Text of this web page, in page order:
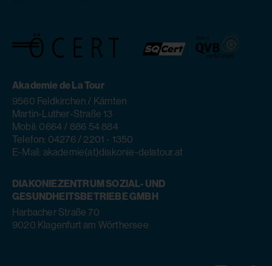
Akademie de La Tour
9560 Feldkirchen / Kärnten
Martin-Luther-Straße 13
Mobil: 0664 / 886 54 884
Telefon: 04276 / 2201 - 1350
E-Mail: akademie(at)diakonie-delatour.at
DIAKONIEZENTRUM SOZIAL- UND
GESUNDHEITSBETRIEBE GMBH
Harbacher Straße 70
9020 Klagenfurt am Wörthersee